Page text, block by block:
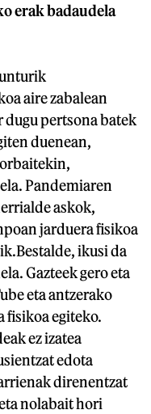
erak badaudela
aire zabalean
dugu pertsona batek
duenean,
Pandemiaren
askok,
jarduera fisikoa
ikusi da
Gazteek gero eta
eta antzerako
fisikoa egiteko.
ez izatea
edota
direnentzat
nolabait hori